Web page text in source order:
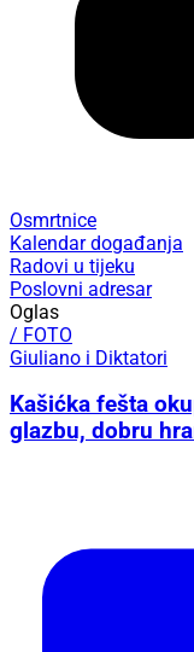
Osmrtnice
Kalendar događanja
Radovi u tijeku
Poslovni adresar
Oglas
/ FOTO
Giuliano i Diktatori
Kašićka fešta
glazbu, dobru